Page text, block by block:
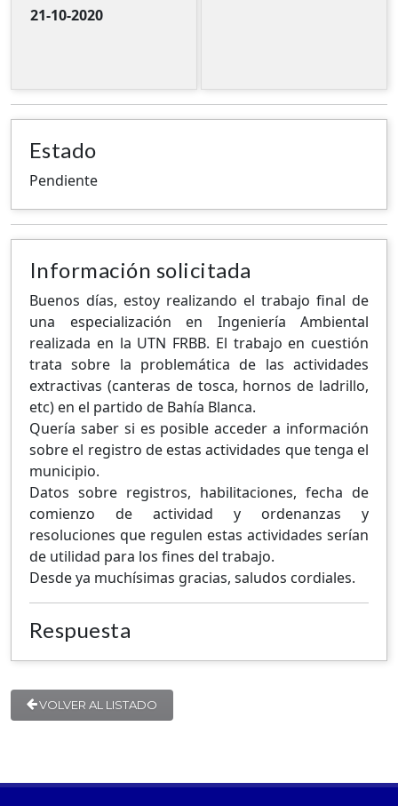
21-10-2020
Estado
Pendiente
Información solicitada
Buenos días, estoy realizando el trabajo final de
una especialización en Ingeniería Ambiental
realizada en la UTN FRBB. El trabajo en cuestión
trata sobre la problemática de las actividades
extractivas (canteras de tosca, hornos de ladrillo,
etc) en el partido de Bahía Blanca.
Quería saber si es posible acceder a información
sobre el registro de estas actividades que tenga el
municipio.
Datos sobre registros, habilitaciones, fecha de
comienzo de actividad y ordenanzas y
resoluciones que regulen estas actividades serían
de utilidad para los fines del trabajo.
Desde ya muchísimas gracias, saludos cordiales.
Respuesta
VOLVER AL LISTADO